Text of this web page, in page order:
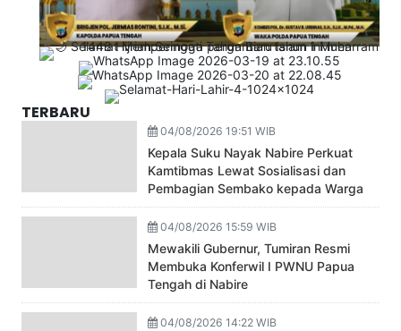
TERBARU
04/08/2026 19:51 WIB
Kepala Suku Nayak Nabire Perkuat
Kamtibmas Lewat Sosialisasi dan
Pembagian Sembako kepada Warga
04/08/2026 15:59 WIB
Mewakili Gubernur, Tumiran Resmi
Membuka Konferwil I PWNU Papua
Tengah di Nabire
04/08/2026 14:22 WIB